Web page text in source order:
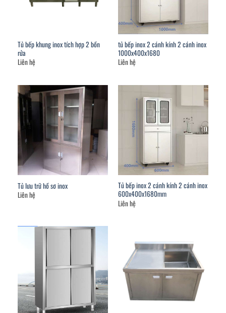
Tủ bếp khung inox tích hợp 2 bồn
rửa
Liên hệ
tủ bếp inox 2 cánh kính 2 cánh inox
1000x400x1680
Liên hệ
Tủ lưu trữ hồ sơ inox
Liên hệ
Tủ bếp inox 2 cánh kính 2 cánh inox
600x400x1680mm
Liên hệ